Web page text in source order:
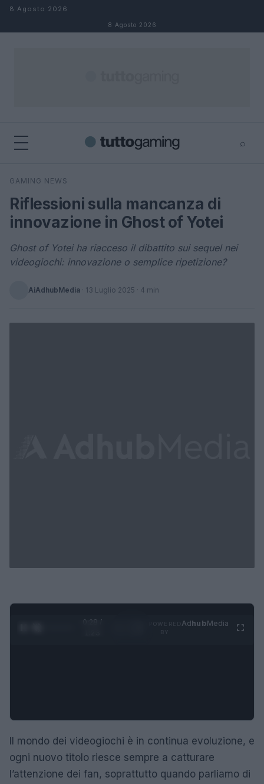
Salta al contenuto
8 Agosto 2026
8 Agosto 2026
⌕
Cerca
GAMING NEWS
Riflessioni sulla mancanza di
innovazione in Ghost of Yotei
Ghost of Yotei ha riacceso il dibattito sui sequel nei
videogiochi: innovazione o semplice ripetizione?
AiAdhubMedia · 13 Luglio 2025 · 4 min
0:29 /
AdhubMedia
Il mondo dei videogiochi è in continua evoluzione, e
ogni nuovo titolo riesce sempre a catturare
l’attenzione dei fan, soprattutto quando parliamo di